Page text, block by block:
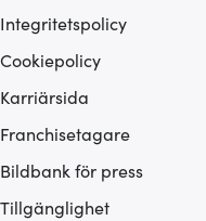
Integritetspolicy
Cookiepolicy
Karriärsida
Franchisetagare
Bildbank för press
Tillgänglighet